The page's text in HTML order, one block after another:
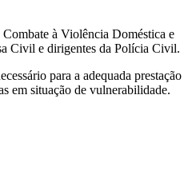
à Violência Doméstica e
Civil e dirigentes da Polícia Civil.
para a adequada prestação
em situação de vulnerabilidade.